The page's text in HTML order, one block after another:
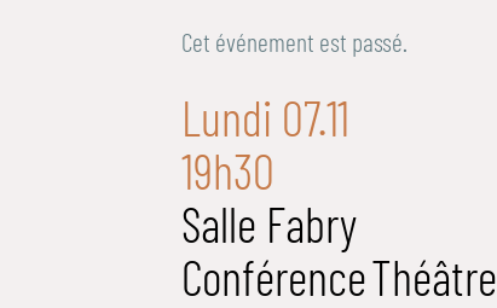
Cet événement est passé.
Lundi 07.11
19h30
Salle Fabry
ConférenceThéâtre